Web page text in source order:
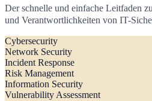
Der schnelle und einfache Leitfaden
und Verantwortlichkeiten von IT-
Cybersecurity
Network Security
Incident Response
Risk Management
Information Security
Vulnerability Assessment